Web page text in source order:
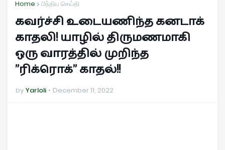
Home பிந்திய செய்தி
கவர்ச்சி உடையணிந்த கனடாக்
காதலி! யாழில் திருமணமாகி
ஒரு வாரத்தில் முறிந்த
”ரிக்ரொக்” காதல்!!
by Yarloli December 11, 2022